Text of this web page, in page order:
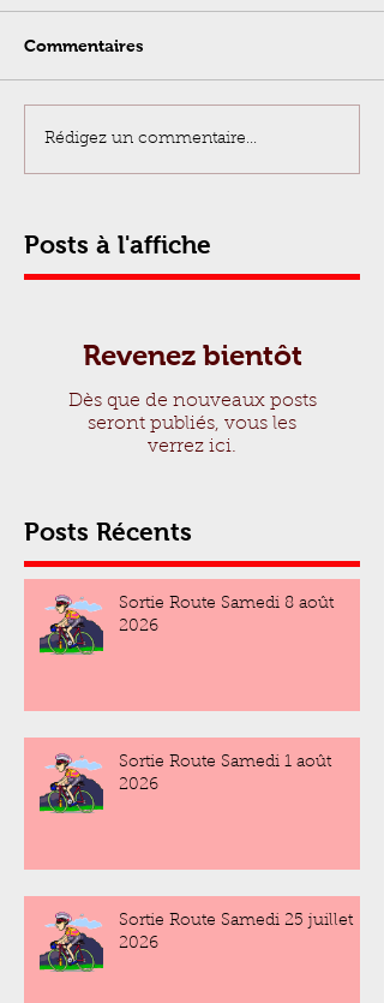
Commentaires
Rédigez un commentaire...
Posts à l'affiche
Revenez bientôt
Dès que de nouveaux posts
seront publiés, vous les
verrez ici.
Posts Récents
Sortie Route Samedi 8 août
2026
Sortie Route Samedi 1 août
2026
Sortie Route Samedi 25 juillet
2026